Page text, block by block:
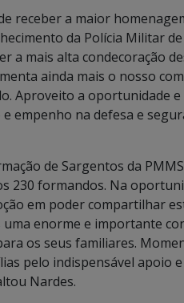
receber a maior
da Polícia Militar
a mais alta condecoração
ainda mais o nosso
Aproveito a oportunidade
empenho na defesa e
de Sargentos da
230 formandos. Na
em poder compartilhar
enorme e importante
os seus familiares.
pelo indispensável apoio
Nardes.